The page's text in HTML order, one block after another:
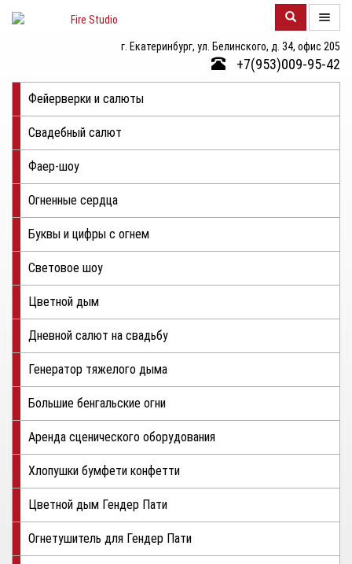
г. Екатеринбург, ул. Белинского, д. 34, офис 205
+7(953)009-95-42
КАТАЛОГ
ФОТОГАЛЕРЕЯ
КОНТАКТЫ
ЦЕНЫ
ОТЗЫВЫ
Фейерверки и салюты
Свадебный салют
Фаер-шоу
Огненные сердца
Буквы и цифры с огнем
Световое шоу
Цветной дым
Дневной салют на свадьбу
Генератор тяжелого дыма
Большие бенгальские огни
Аренда сценического оборудования
Хлопушки бумфети конфетти
Цветной дым Гендер Пати
Огнетушитель для Гендер Пати